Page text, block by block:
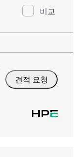
비교
견적 요청